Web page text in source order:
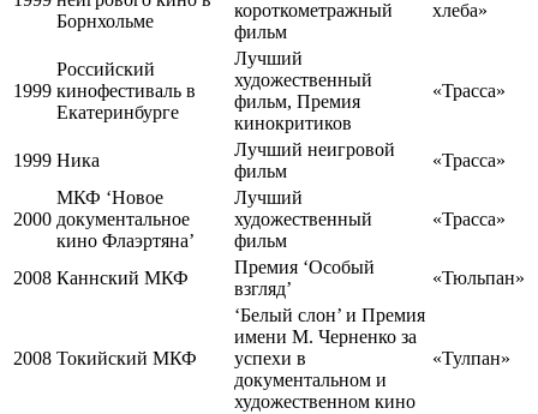
Борнхольме
короткометражный
фильм
хлеба»
1999
Российский
кинофестиваль в
Екатеринбурге
Лучший
художественный
фильм, Премия
кинокритиков
«Трасса»
1999 Ника
Лучший неигровой
фильм
«Трасса»
2000
МКФ ‘Новое
документальное
кино Флаэртяна’
Лучший
художественный
фильм
«Трасса»
2008 Каннский МКФ
Премия ‘Особый
взгляд’
«Тюльпан»
2008 Токийский МКФ
‘Белый слон’ и Премия
имени М. Черненко за
успехи в
документальном и
художественном кино
«Тулпан»